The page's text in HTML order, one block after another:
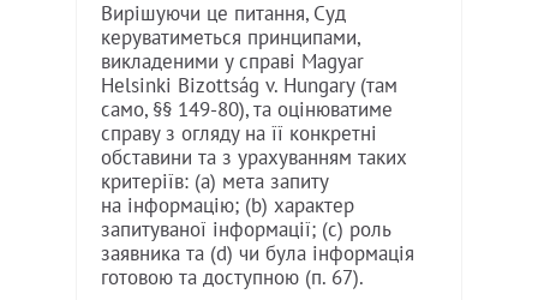
Вирішуючи це питання, Суд
керуватиметься принципами,
викладеними у справі Magyar
Helsinki Bizottság v. Hungary (там
само, §§ 149-80), та оцінюватиме
справу з огляду на її конкретні
обставини та з урахуванням таких
критеріїв: (a) мета запиту
на інформацію; (b) характер
запитуваної інформації; (c) роль
заявника та (d) чи була інформація
готовою та доступною (п. 67).